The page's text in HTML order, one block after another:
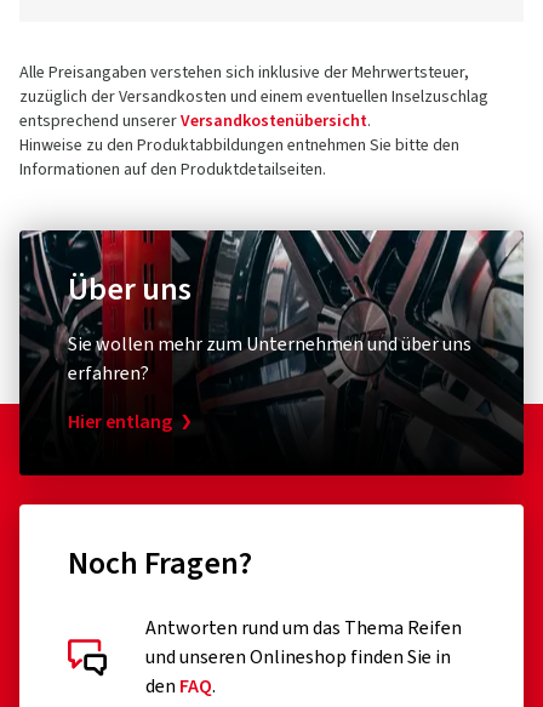
Alle Preisangaben verstehen sich inklusive der Mehrwertsteuer,
zuzüglich der Versandkosten und einem eventuellen Inselzuschlag
entsprechend unsererVersandkostenübersicht.
Hinweise zu den Produktabbildungen entnehmen Sie bitte den
Informationen auf den Produktdetailseiten.
Über uns
Sie wollen mehr zum Unternehmen und über uns
erfahren?
Hier entlang
Noch Fragen?
Antworten rund um das Thema Reifen
und unseren Onlineshop finden Sie in
den FAQ.